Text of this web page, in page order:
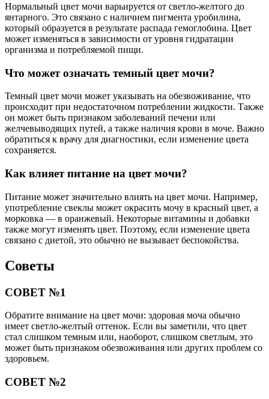
Нормальный цвет мочи варьируется от светло-желтого до
янтарного. Это связано с наличием пигмента уробилина,
который образуется в результате распада гемоглобина. Цвет
может изменяться в зависимости от уровня гидратации
организма и потребляемой пищи.
Что может означать темный цвет мочи?
Темный цвет мочи может указывать на обезвоживание, что
происходит при недостаточном потреблении жидкости. Также
он может быть признаком заболеваний печени или
желчевыводящих путей, а также наличия крови в моче. Важно
обратиться к врачу для диагностики, если изменение цвета
сохраняется.
Как влияет питание на цвет мочи?
Питание может значительно влиять на цвет мочи. Например,
употребление свеклы может окрасить мочу в красный цвет, а
морковка — в оранжевый. Некоторые витамины и добавки
также могут изменять цвет. Поэтому, если изменение цвета
связано с диетой, это обычно не вызывает беспокойства.
Советы
СОВЕТ №1
Обратите внимание на цвет мочи: здоровая моча обычно
имеет светло-желтый оттенок. Если вы заметили, что цвет
стал слишком темным или, наоборот, слишком светлым, это
может быть признаком обезвоживания или других проблем со
здоровьем.
СОВЕТ №2